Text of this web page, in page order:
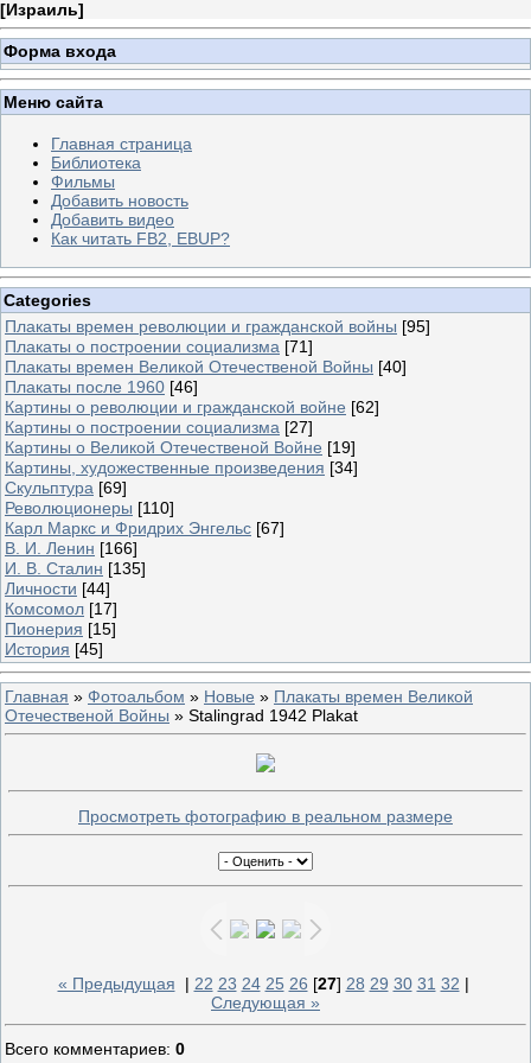
[Израиль]
Форма входа
Меню сайта
Главная страница
Библиотека
Фильмы
Добавить новость
Добавить видео
Как читать FB2, EBUP?
Categories
Плакаты времен революции и гражданской войны [95]
Плакаты о построении социализма [71]
Плакаты времен Великой Отечественой Войны [40]
Плакаты после 1960 [46]
Картины о революции и гражданской войне [62]
Картины о построении социализма [27]
Картины о Великой Отечественой Войне [19]
Картины, художественные произведения [34]
Скульптура [69]
Революционеры [110]
Карл Маркс и Фридрих Энгельс [67]
В. И. Ленин [166]
И. В. Сталин [135]
Личности [44]
Комсомол [17]
Пионерия [15]
История [45]
Главная » Фотоальбом » Новые » Плакаты времен Великой
Отечественой Войны » Stalingrad 1942 Plakat
Просмотреть фотографию в реальном размере
« Предыдущая | 22 23 24 25 26 [27] 28 29 30 31 32 |
Следующая »
Всего комментариев: 0